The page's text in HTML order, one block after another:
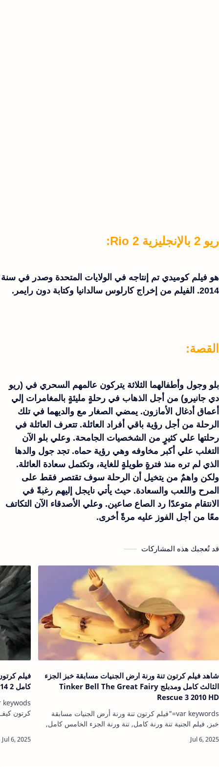
ريو 2 بالإنجليزية Rio 2:
هو فيلم كوميدي تم إنتاجه في الولايات المتحدة وصدر في سنة
2014. الفيلم من إخراج كارلوس سالدانيا وكتابة دون رايمر.
القصة:
بلو وجول وأطفالهما الثلاثة يتركون عالمهم السحري في (ريو
دي جانيرو) من أجل الذهاب في رحلةٍ مليئةٍ بالمغامرات إلي
أعماق أدغال الأمازون. يمضي الصغار مع والديهما في تلك
الرحلة من أجل رؤية باقي أفراد العائلة. تتعرف العائلة في
رحلتها علي كثيرٍ من الشخصيات الجامحة. وعلي بلو الآن
التغلب علي أكبر مخاوفه وهي رؤية حماه. تجد جول والدها
الذي لم تره منذ فترةٍ طويلةٍ للغاية، وتكتمل سعادة العائلة.
ولكن واهمٌ من يتخيل أن الرحلة سوف تقتصر فقط على
المرح واللعب والسعادة. حيث يأتي نايجل إليهم رغبةً في
الانتقام متوعدًا رد الصاع صاعين. وعلي الأصدقاء الآن التكاتف
معًا من أجل الفوز عليه مرةً أخرى.
قد تُعجبك هذه المشاركات
شاهد فيلم كرتون تنة ورنة ارض الجنيات مسابقة خبز الجزء
الثالث كامل ومدبلج Tinker Bell The Great Fairy
Rescue 3 2010 HD
var keywords="فيلم كرتون تنة ورنة أرض الجنيات مسابقة
خبز, فيلم الجنية تنة ورنة كامل, تنة ورنة الجزء الخامس كامل,
أرض الجني…
كامل How to Train Your Dragon 2014 2
كرتون